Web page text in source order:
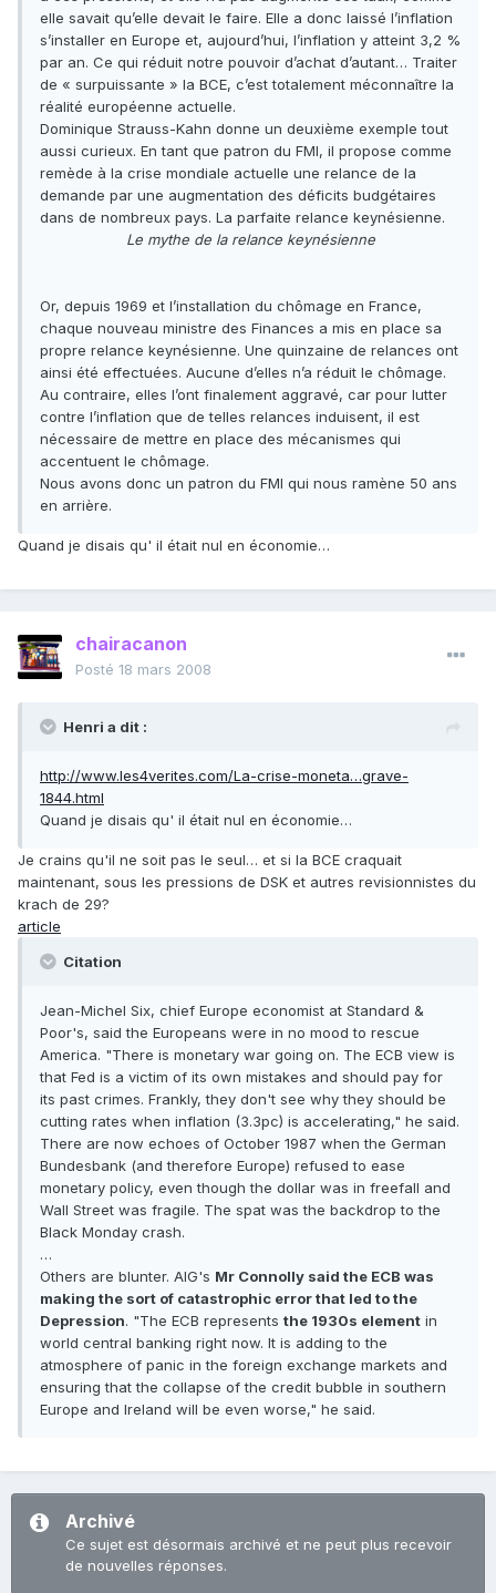
elle savait qu’elle devait le faire. Elle a donc laissé l’inflation
s’installer en Europe et, aujourd’hui, l’inflation y atteint 3,2 %
par an. Ce qui réduit notre pouvoir d’achat d’autant… Traiter
de « surpuissante » la BCE, c’est totalement méconnaître la
réalité européenne actuelle.
Dominique Strauss-Kahn donne un deuxième exemple tout
aussi curieux. En tant que patron du FMI, il propose comme
remède à la crise mondiale actuelle une relance de la
demande par une augmentation des déficits budgétaires
dans de nombreux pays. La parfaite relance keynésienne.
Le mythe de la relance keynésienne
Or, depuis 1969 et l’installation du chômage en France,
chaque nouveau ministre des Finances a mis en place sa
propre relance keynésienne. Une quinzaine de relances ont
ainsi été effectuées. Aucune d’elles n’a réduit le chômage.
Au contraire, elles l’ont finalement aggravé, car pour lutter
contre l’inflation que de telles relances induisent, il est
nécessaire de mettre en place des mécanismes qui
accentuent le chômage.
Nous avons donc un patron du FMI qui nous ramène 50 ans
en arrière.
Quand je disais qu' il était nul en économie…
chairacanon
Posté 18 mars 2008
Henri a dit :
http://www.les4verites.com/La-crise-moneta…grave-
1844.html
Quand je disais qu' il était nul en économie…
Je crains qu'il ne soit pas le seul… et si la BCE craquait
maintenant, sous les pressions de DSK et autres revisionnistes du
krach de 29?
article
Citation
Jean-Michel Six, chief Europe economist at Standard &
Poor's, said the Europeans were in no mood to rescue
America. "There is monetary war going on. The ECB view is
that Fed is a victim of its own mistakes and should pay for
its past crimes. Frankly, they don't see why they should be
cutting rates when inflation (3.3pc) is accelerating," he said.
There are now echoes of October 1987 when the German
Bundesbank (and therefore Europe) refused to ease
monetary policy, even though the dollar was in freefall and
Wall Street was fragile. The spat was the backdrop to the
Black Monday crash.
…
Others are blunter. AIG's Mr Connolly said the ECB was
making the sort of catastrophic error that led to the
Depression. "The ECB represents the 1930s element in
world central banking right now. It is adding to the
atmosphere of panic in the foreign exchange markets and
ensuring that the collapse of the credit bubble in southern
Europe and Ireland will be even worse," he said.
Archivé
Ce sujet est désormais archivé et ne peut plus recevoir
de nouvelles réponses.